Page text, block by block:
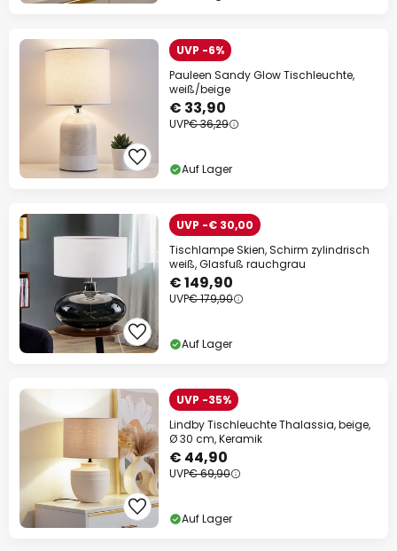
UVP -6%
Pauleen Sandy Glow Tischleuchte,
weiß/beige
€ 33,90
UVP€ 36,29
Auf Lager
UVP -€ 30,00
Tischlampe Skien, Schirm zylindrisch
weiß, Glasfuß rauchgrau
€ 149,90
UVP€ 179,90
Auf Lager
UVP -35%
Lindby Tischleuchte Thalassia, beige,
Ø 30 cm, Keramik
€ 44,90
UVP€ 69,90
Auf Lager